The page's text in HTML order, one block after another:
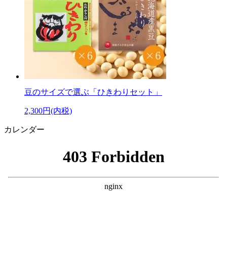
豆のサイズで選ぶ「ひきわりセット」
2,300円(内税)
カレンダー